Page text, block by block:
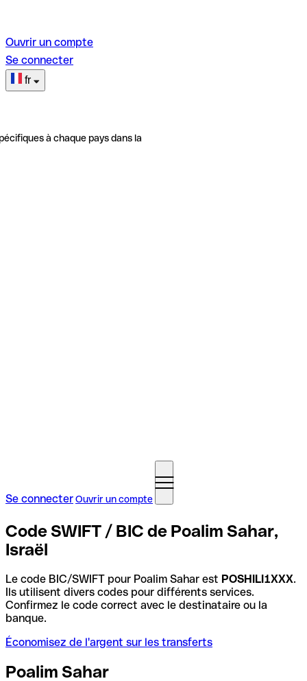
Ouvrir un compte
Se connecter
fr
à chaque pays dans la
Se connecterOuvrir un compte
Code SWIFT / BIC de Poalim Sahar,
Israël
Le code BIC/SWIFT pour Poalim Sahar est POSHILI1XXX.
Ils utilisent divers codes pour différents services.
Confirmez le code correct avec le destinataire ou la
banque.
Économisez de l'argent sur les transferts
Poalim Sahar